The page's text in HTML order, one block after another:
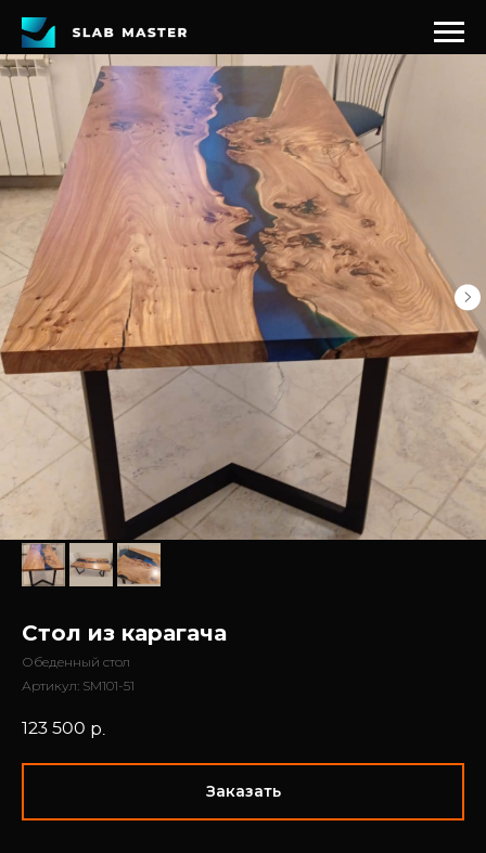
Стол из карагача
Обеденный стол
Артикул: SM101-51
123 500 р.
Заказать